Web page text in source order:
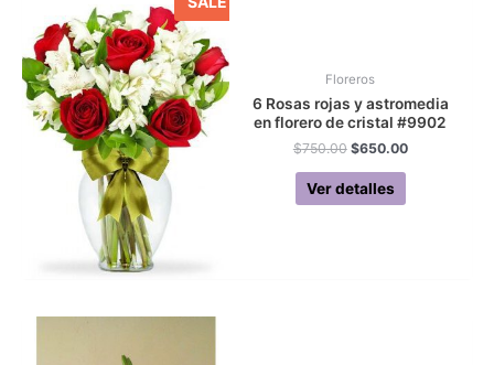
Floreros
6 Rosas rojas y astromedia
en florero de cristal #9902
$750.00 Original
was:
$750.00.
$650.00Current
Ver detalles